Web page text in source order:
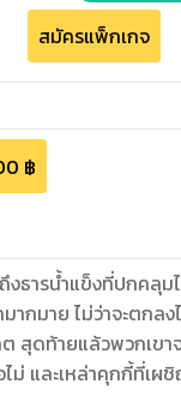
สมัครแพ็กเกจ
฿
งธารน้ำแข็งที่ปกคลุม
ากมาย ไม่ว่าจะตกล
สุดท้ายแล้วพวกเขาจ
และเหล่าคุกกี้ที่เผ